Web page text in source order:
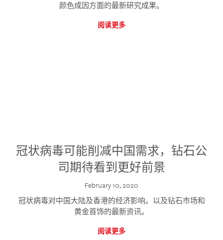
颜色成因方面的最新研究成果。
阅读更多
冠状病毒可能削减中国需求，钻石公
司期待看到更好前景
February 10, 2020
冠状病毒对中国大陆及香港的经济影响。以及钻石市场和
黄金首饰的最新资讯。
阅读更多